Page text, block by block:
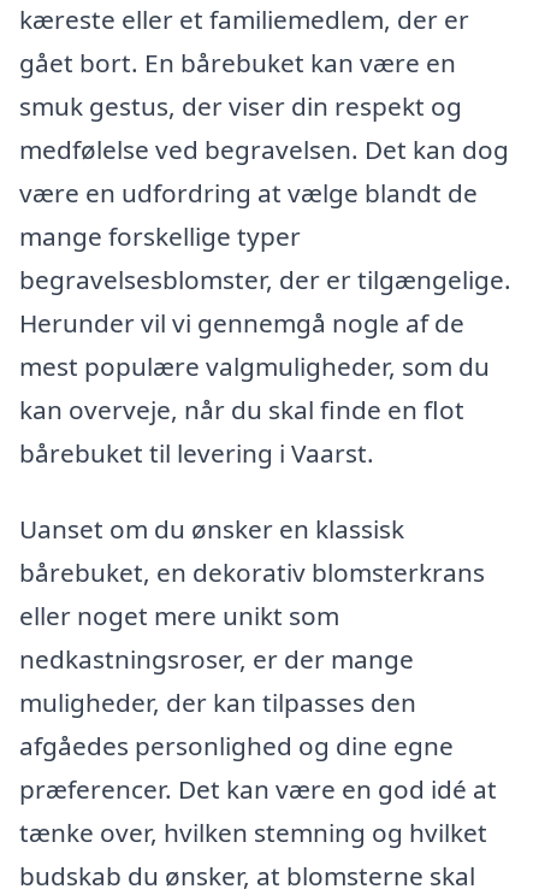
kæreste eller et familiemedlem, der er
gået bort. En bårebuket kan være en
smuk gestus, der viser din respekt og
medfølelse ved begravelsen. Det kan dog
være en udfordring at vælge blandt de
mange forskellige typer
begravelsesblomster, der er tilgængelige.
Herunder vil vi gennemgå nogle af de
mest populære valgmuligheder, som du
kan overveje, når du skal finde en flot
bårebuket til levering i Vaarst.
Uanset om du ønsker en klassisk
bårebuket, en dekorativ blomsterkrans
eller noget mere unikt som
nedkastningsroser, er der mange
muligheder, der kan tilpasses den
afgåedes personlighed og dine egne
præferencer. Det kan være en god idé at
tænke over, hvilken stemning og hvilket
budskab du ønsker, at blomsterne skal